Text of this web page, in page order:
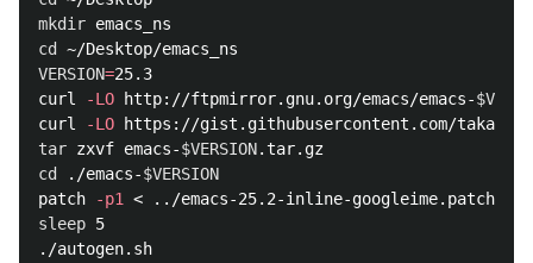
mkdir
cd
VERSION=25.3
curl
-LO http://ftpmirror.gnu.org/emacs/emacs-
curl
-LO
tar zxvf emacs-$VERSION
cd
./emacs-$VERSION
patch
-p1
sleep 5
./autogen.sh